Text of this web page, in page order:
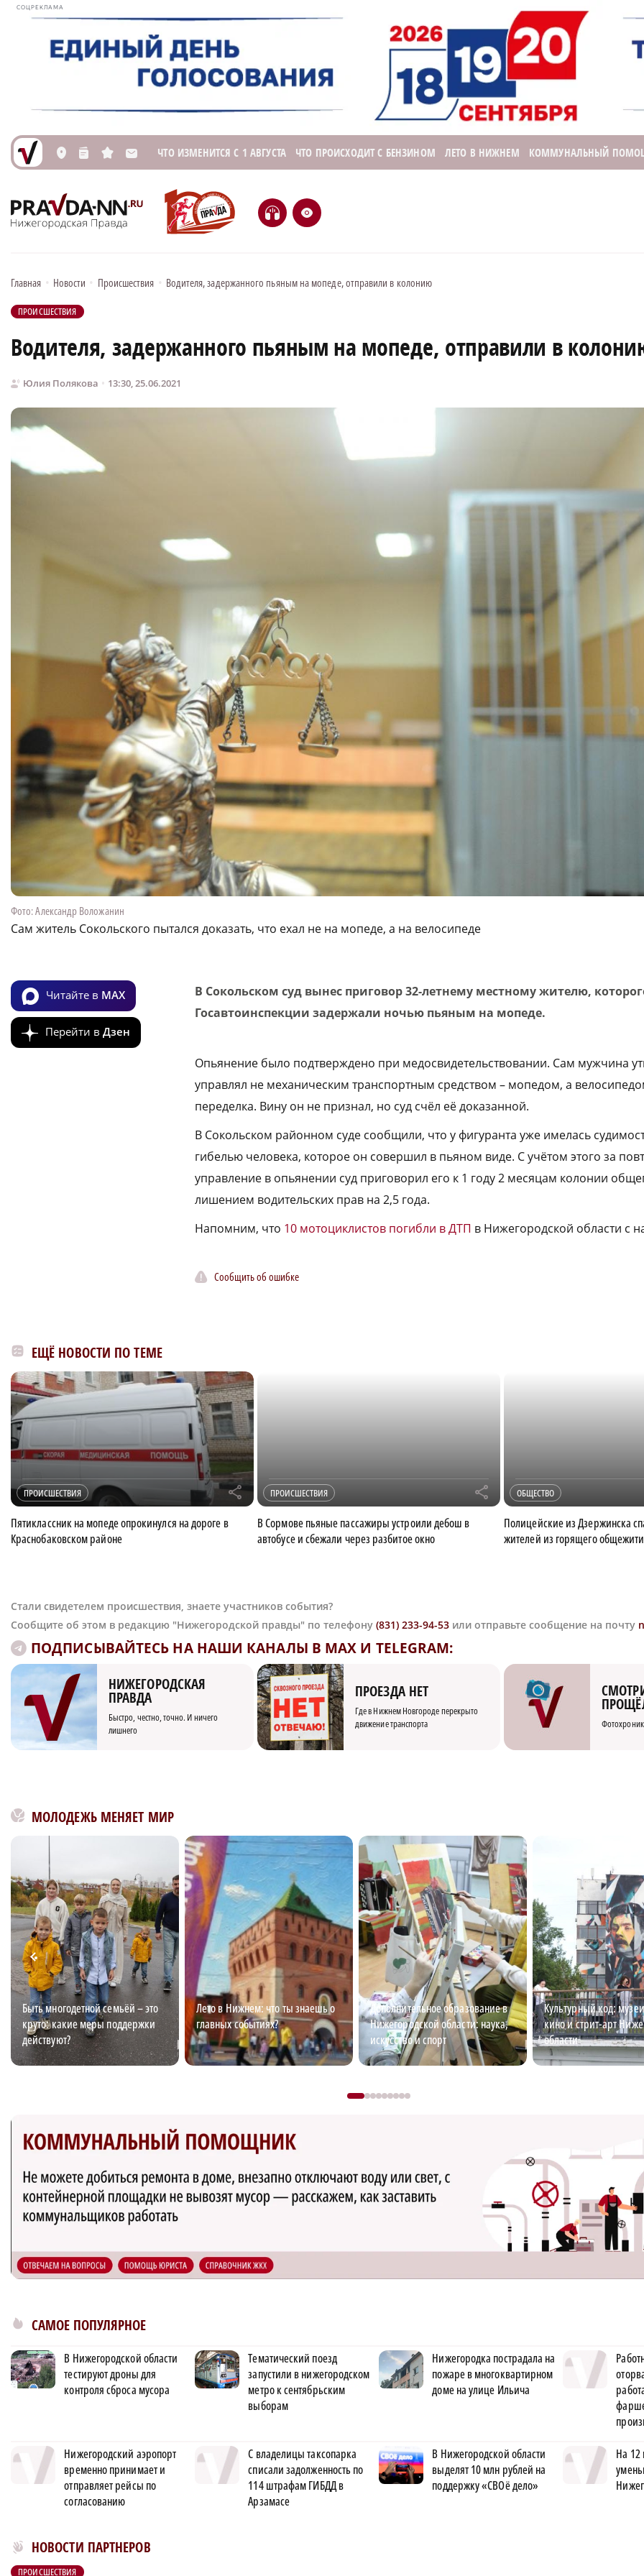
СОЦРЕКЛАМА
L n s M ЧТО ИЗМЕНИТСЯ С 1 АВГУСТА ЧТО ПРОИСХОДИТ С БЕНЗИНОМ ЛЕТО В НИЖНЕМ КОММУНАЛЬНЫЙ
H e
Главная • Новости • Происшествия • Водителя, задержанного пьяным на мопеде, отправили в колонию
ПРОИСШЕСТВИЯ
Водителя, задержанного пьяным на мопеде, отправили в
Юлия Полякова 13:30, 25.06.2021
Фото: Александр Воложанин
Сам житель Сокольского пытался доказать, что ехал не на мопеде, а на велосипеде
Читайте в MAX
Перейти в Дзен
В Сокольском суд вынес приговор 32-летнему местному жителю,
Госавтоинспекции задержали ночью пьяным на мопеде.
Опьянение было подтверждено при медосвидетельствовании. Сам мужчина
управлял не механическим транспортным средством – мопедом, а
переделка. Вину он не признал, но суд счёл её доказанной.
В Сокольском районном суде сообщили, что у фигуранта уже имелась
гибелью человека, которое он совершил в пьяном виде. С учётом этого за
управление в опьянении суд приговорил его к 1 году 2 месяцам колонии
лишением водительских прав на 2,5 года.
Напомним, что 10 мотоциклистов погибли в ДТП в Нижегородской области с
Сообщить об ошибке
ЕЩЁ НОВОСТИ ПО ТЕМЕ
ПРОИСШЕСТВИЯ r
Пятиклассник на мопеде опрокинулся на дороге в
Краснобаковском районе
ПРОИСШЕСТВИЯ r
В Сормове пьяные пассажиры устроили дебош в
автобусе и сбежали через разбитое окно
ОБЩЕСТВО
Полицейские из Дзержинска
жителей из горящего
Стали свидетелем происшествия, знаете участников события?
Сообщите об этом в редакцию "Нижегородской правды" по телефону (831) 233-94-53 или отправьте сообщение на почту
ПОДПИСЫВАЙТЕСЬ НА НАШИ КАНАЛЫ В MAX И TELEGRAM:
НИЖЕГОРОДСКАЯ
ПРАВДА
Быстро, честно, точно. И ничего
лишнего
ПРОЕЗДА НЕТ
Где в Нижнем Новгороде перекрыто
движение транспорта
МОЛОДЕЖЬ МЕНЯЕТ МИР
Быть многодетной семьёй – это
круто: какие меры поддержки
действуют?
Лето в Нижнем: что ты знаешь о
главных событиях?
Дополнительное образование в
Нижегородской области: наука,
искусство и спорт
Культурный код:
кино и стрит-арт
области
САМОЕ ПОПУЛЯРНОЕ
В Нижегородской области
тестируют дроны для
контроля сброса мусора
Тематический поезд
запустили в нижегородском
метро к сентябрьским
выборам
Нижегородка пострадала на
пожаре в многоквартирном
доме на улице Ильича
Нижегородский аэропорт
временно принимает и
отправляет рейсы по
согласованию
С владелицы таксопарка
списали задолженность по
114 штрафам ГИБДД в
Арзамасе
В Нижегородской области
выделят 10 млн рублей на
поддержку «СВОё дело»
На 12
НОВОСТИ ПАРТНЕРОВ
Новости МирТесен
ПРОИСШЕСТВИЯ